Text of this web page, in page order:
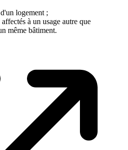
logement ;
à un usage autre que
même bâtiment.